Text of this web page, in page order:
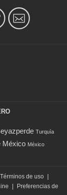
Turquía
México México
Términos de uso
Preferencias de